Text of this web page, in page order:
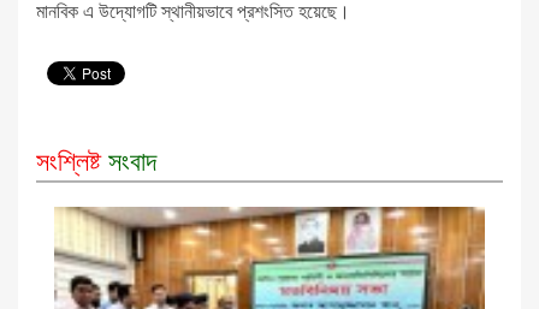
মানবিক এ উদ্যোগটি স্থানীয়ভাবে প্রশংসিত হয়েছে।
সংশ্লিষ্ট সংবাদ